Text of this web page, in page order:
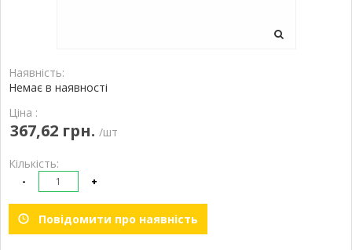
Наявність:
Немає в наявності
Ціна :
367,62 грн. /шт
Кількість:
- +
Повідомити про наявність